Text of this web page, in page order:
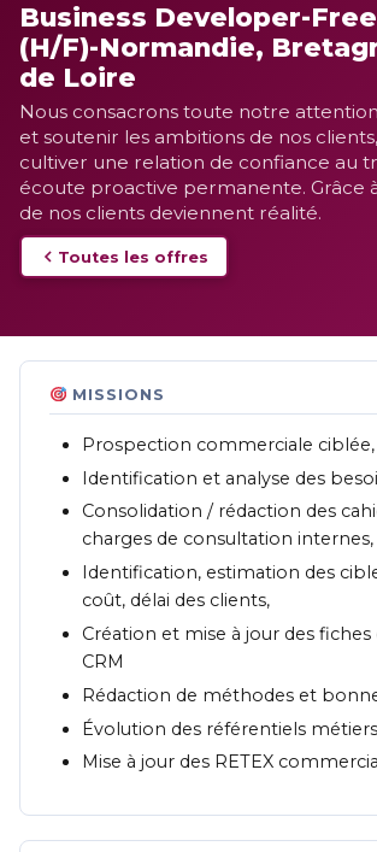
Business Developer-
(H/F)-Normandie,
de Loire
Nous consacrons toute notre
et soutenir les ambitions de nos
cultiver une relation de confiance au
écoute proactive permanente. Grâce
de nos clients deviennent réalité.
Toutes les offres
MISSIONS
Prospection commerciale ciblée,
Identification et analyse des
Consolidation / rédaction des
charges de consultation internes,
Identification, estimation des
coût, délai des clients,
Création et mise à jour des fiches
CRM
Rédaction de méthodes et
Évolution des référentiels métiers
Mise à jour des RETEX